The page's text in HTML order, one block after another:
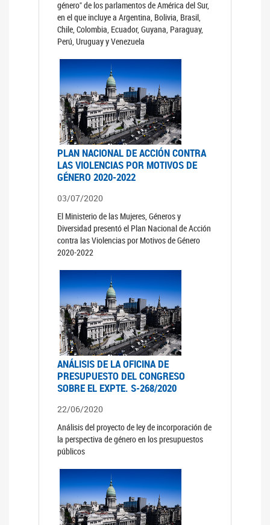
género" de los parlamentos de América del Sur,
en el que incluye a Argentina, Bolivia, Brasil,
Chile, Colombia, Ecuador, Guyana, Paraguay,
Perú, Uruguay y Venezuela
PLAN NACIONAL DE ACCIÓN CONTRA
LAS VIOLENCIAS POR MOTIVOS DE
GÉNERO 2020-2022
03/07/2020
El Ministerio de las Mujeres, Géneros y
Diversidad presentó el Plan Nacional de Acción
contra las Violencias por Motivos de Género
2020-2022
ANÁLISIS DE LA OFICINA DE
PRESUPUESTO DEL CONGRESO
SOBRE EL EXPTE. S-268/2020
22/06/2020
Análisis del proyecto de ley de incorporación de
la perspectiva de género en los presupuestos
públicos